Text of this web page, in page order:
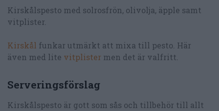
Kirskålspesto med solrosfrön, olivolja, äpple samt
vitplister.
Kirskål funkar utmärkt att mixa till pesto. Här
även med lite vitplister men det är valfritt.
Serveringsförslag
Kirskålspesto är gott som sås och tillbehör till allt